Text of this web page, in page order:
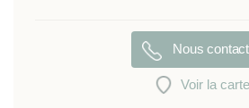
Nous
Voir la carte